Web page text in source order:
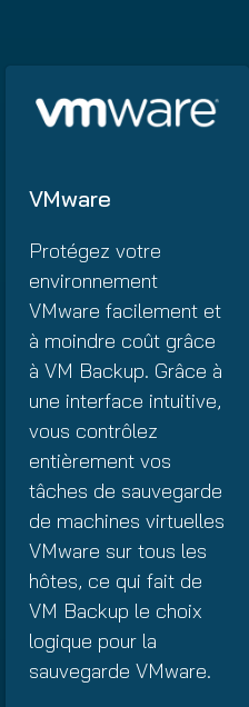
VMware
Protégez votre
environnement
VMware facilement et
à moindre coût grâce
à VM Backup. Grâce à
une interface intuitive,
vous contrôlez
entièrement vos
tâches de sauvegarde
de machines virtuelles
VMware sur tous les
hôtes, ce qui fait de
VM Backup le choix
logique pour la
sauvegarde VMware.